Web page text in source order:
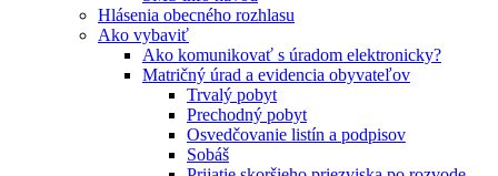
Hlásenia obecného rozhlasu
Ako vybaviť
Ako komunikovať s úradom elektronicky?
Matričný úrad a evidencia obyvateľov
Trvalý pobyt
Prechodný pobyt
Osvedčovanie listín a podpisov
Sobáš